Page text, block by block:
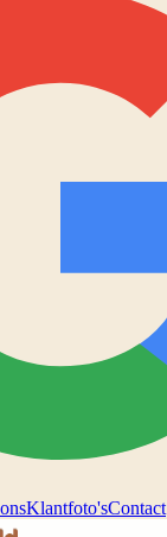
Klantfoto'sContact